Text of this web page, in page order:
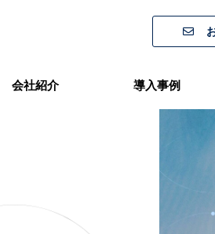
会社紹介 導入事例